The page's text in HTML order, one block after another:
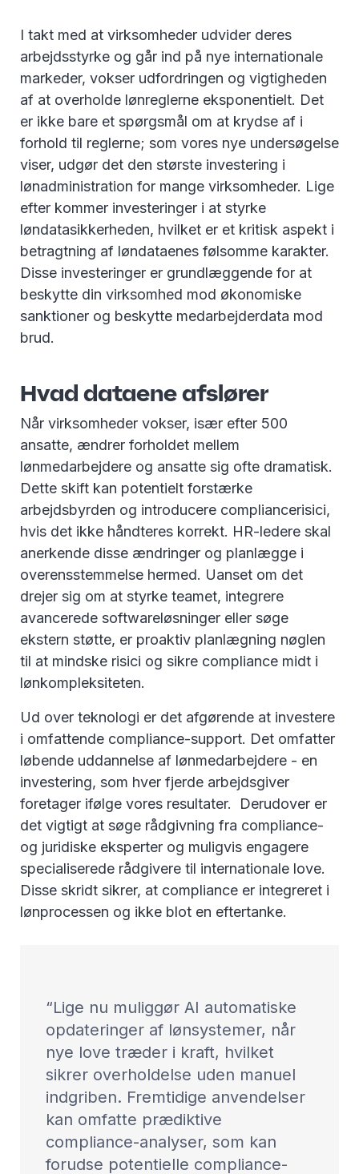
I takt med at virksomheder udvider deres
arbejdsstyrke og går ind på nye internationale
markeder, vokser udfordringen og vigtigheden
af at overholde lønreglerne eksponentielt. Det
er ikke bare et spørgsmål om at krydse af i
forhold til reglerne; som vores nye undersøgelse
viser, udgør det den største investering i
lønadministration for mange virksomheder. Lige
efter kommer investeringer i at styrke
løndatasikkerheden, hvilket er et kritisk aspekt i
betragtning af løndataenes følsomme karakter.
Disse investeringer er grundlæggende for at
beskytte din virksomhed mod økonomiske
sanktioner og beskytte medarbejderdata mod
brud.
Hvad dataene afslører
Når virksomheder vokser, især efter 500
ansatte, ændrer forholdet mellem
lønmedarbejdere og ansatte sig ofte dramatisk.
Dette skift kan potentielt forstærke
arbejdsbyrden og introducere compliancerisici,
hvis det ikke håndteres korrekt. HR-ledere skal
anerkende disse ændringer og planlægge i
overensstemmelse hermed. Uanset om det
drejer sig om at styrke teamet, integrere
avancerede softwareløsninger eller søge
ekstern støtte, er proaktiv planlægning nøglen
til at mindske risici og sikre compliance midt i
lønkompleksiteten.
Ud over teknologi er det afgørende at investere
i omfattende compliance-support. Det omfatter
løbende uddannelse af lønmedarbejdere - en
investering, som hver fjerde arbejdsgiver
foretager ifølge vores resultater. Derudover er
det vigtigt at søge rådgivning fra compliance-
og juridiske eksperter og muligvis engagere
specialiserede rådgivere til internationale love.
Disse skridt sikrer, at compliance er integreret i
lønprocessen og ikke blot en eftertanke.
Lige nu muliggør AI automatiske
opdateringer af lønsystemer, når
nye love træder i kraft, hvilket
sikrer overholdelse uden manuel
indgriben. Fremtidige anvendelser
kan omfatte prædiktive
compliance-analyser, som kan
forudse potentielle compliance-